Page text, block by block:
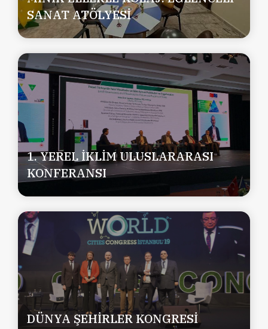
SANAT ATÖLYESİ
1. YEREL İKLİM ULUSLARARASI
KONFERANSI
DÜNYA ŞEHİRLER KONGRESİ